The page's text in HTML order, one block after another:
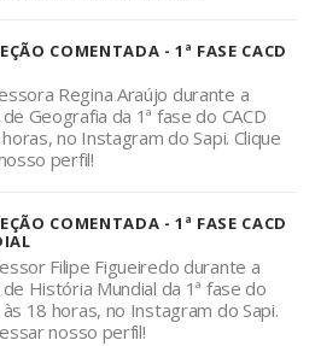
COMENTADA - 1ª FASE CACD
Regina Araújo durante a
Geografia da 1ª fase do CACD
no Instagram do Sapi. Clique
perfil!
COMENTADA - 1ª FASE CACD
Filipe Figueiredo durante a
História Mundial da 1ª fase do
18 horas, no Instagram do Sapi.
nosso perfil!